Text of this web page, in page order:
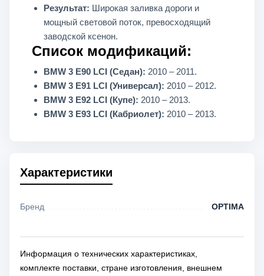
Результат: Широкая заливка дороги и
мощный световой поток, превосходящий
заводской ксенон.
Список модификаций:
BMW 3 E90 LCI (Седан): 2010 – 2011.
BMW 3 E91 LCI (Универсал): 2010 – 2012.
BMW 3 E92 LCI (Купе): 2010 – 2013.
BMW 3 E93 LCI (Кабриолет): 2010 – 2013.
Характеристики
Бренд OPTIMA
Информация о технических характеристиках,
комплекте поставки, стране изготовления, внешнем